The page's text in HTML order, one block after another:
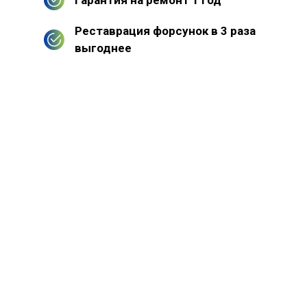
Реставрация форсунок в 3 раза
выгоднее